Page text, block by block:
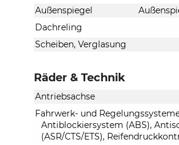
Außenspiegel
Dachreling
Scheiben, Verglasung
Räder & Technik
Antriebsachse
Fahrwerk- und
Antiblockiersystem (ABS),
(ASR/CTS/ETS),